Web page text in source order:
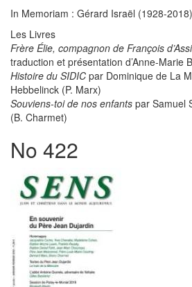
In Memoriam : Gérard Israël (1928-
Les Livres
Frère Élie, compagnon de François
traduction et présentation d’Anne-Marie
Histoire du SIDIC par Dominique de La
Hebbelinck (P. Marx)
Souviens-toi de nos enfants par Samuel
(B. Charmet)
No 422